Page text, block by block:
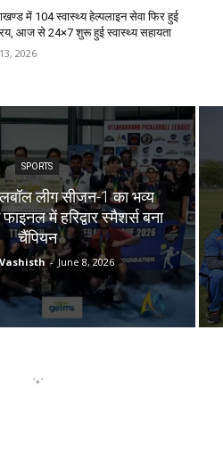
में 104 स्वास्थ्य हेल्पलाइन सेवा फिर हुई
आज से 24×7 शुरू हुई स्वास्थ्य सहायता
2026
SPORTS
लीग सीजन-1 का भव्य
में हरिद्वार स्मैशर्स बना
चैंपियन
- June 8, 2026
'+'